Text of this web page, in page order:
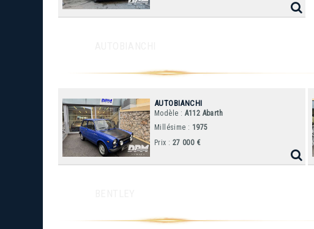
AUTOBIANCHI
Modèle : A112 Abarth
Millésime : 1975
Prix : 27 000 €